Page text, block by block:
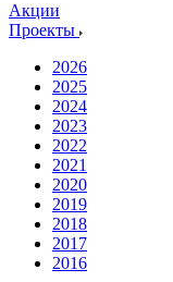
Акции
Проекты
2026
2025
2024
2023
2022
2021
2020
2019
2018
2017
2016